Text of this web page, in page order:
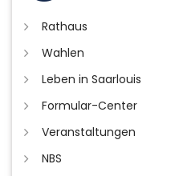
Rathaus
Wahlen
Leben in Saarlouis
Formular-Center
Veranstaltungen
NBS